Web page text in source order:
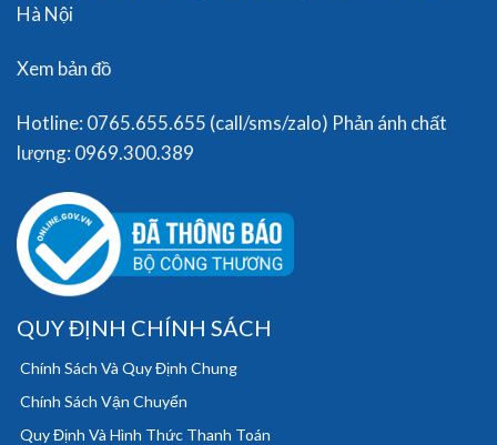
Hà Nội
Xem bản đồ
Hotline: 0765.655.655 (call/sms/zalo) Phản ánh chất
lượng: 0969.300.389
QUY ĐỊNH CHÍNH SÁCH
Chính Sách Và Quy Định Chung
Chính Sách Vận Chuyển
Quy Định Và Hình Thức Thanh Toán